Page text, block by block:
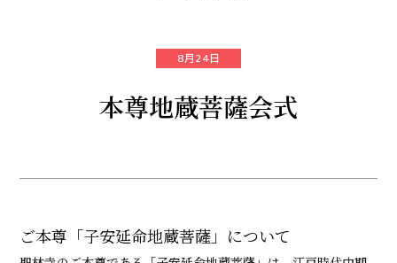
8月24日
本尊地蔵菩薩会式
ご本尊「子安延命地蔵菩薩」について